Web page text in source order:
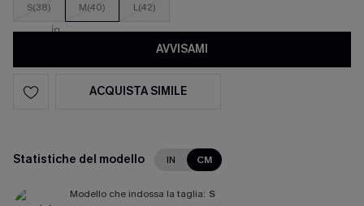
S(38) M(40) L(42)
AVVISAMI
ACQUISTA SIMILE
Statistiche del modello IN CM
Modello che indossa la taglia: S